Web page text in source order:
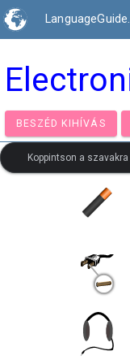
BESZÉD KIHÍVÁS
Koppintson a